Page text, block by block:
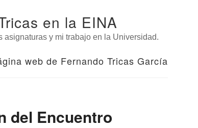
en la EINA
y mi trabajo en la Universidad.
web de Fernando Tricas García
del Encuentro